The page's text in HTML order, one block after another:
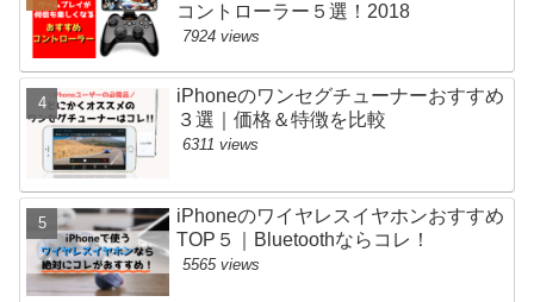
コントローラー５選！2018
7924 views
iPhoneのワンセグチューナーおすすめ
３選｜価格＆特徴を比較
6311 views
iPhoneのワイヤレスイヤホンおすすめ
TOP５｜Bluetoothならコレ！
5565 views